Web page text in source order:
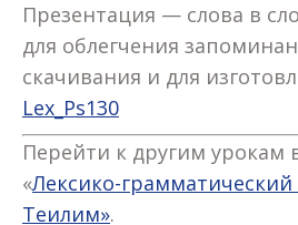
Презентация — слова в
для облегчения
скачивания и для
Lex_Ps130
Перейти к другим урокам
«Лексико-
Теилим».